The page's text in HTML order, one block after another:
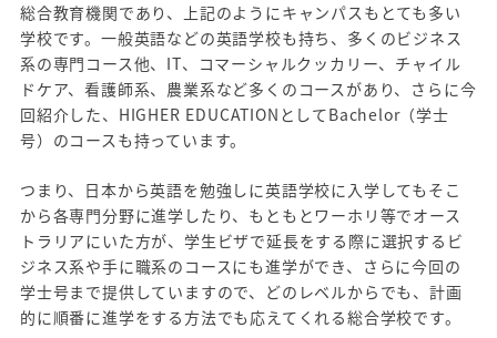
総合教育機関であり、上記のようにキャンパスもとても多い
学校です。一般英語などの英語学校も持ち、多くのビジネス
系の専門コース他、IT、コマーシャルクッカリー、チャイル
ドケア、看護師系、農業系など多くのコースがあり、さらに今
回紹介した、HIGHER EDUCATIONとしてBachelor（学士
号）のコースも持っています。
つまり、日本から英語を勉強しに英語学校に入学してもそこ
から各専門分野に進学したり、もともとワーホリ等でオース
トラリアにいた方が、学生ビザで延長をする際に選択するビ
ジネス系や手に職系のコースにも進学ができ、さらに今回の
学士号まで提供していますので、どのレベルからでも、計画
的に順番に進学をする方法でも応えてくれる総合学校です。